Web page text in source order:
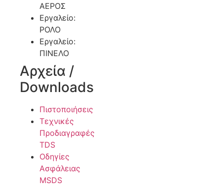
ΑΕΡΟΣ
Εργαλείο:
ΡΟΛΟ
Εργαλείο:
ΠΙΝΕΛΟ
Αρχεία /
Downloads
Πιστοποιήσεις
Τεχνικές
Προδιαγραφές
TDS
Οδηγίες
Ασφάλειας
MSDS